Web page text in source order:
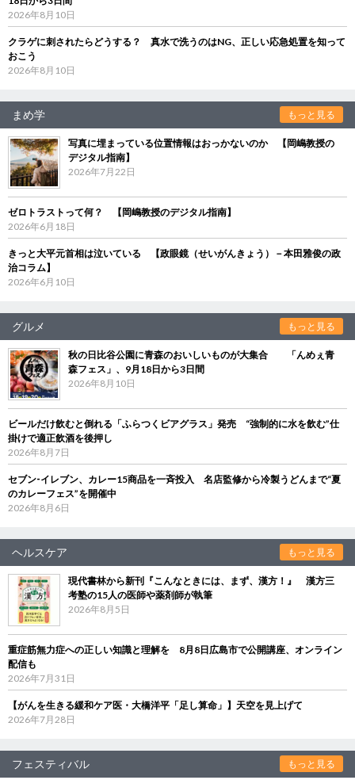
2026年8月10日
クラゲに刺されたらどうする？ 真水で洗うのはNG、正しい応急処置を知って
おこう
2026年8月10日
まめ学 もっと見る
写真に埋まっている位置情報はおっかないのか 【岡嶋教授の
デジタル指南】
2026年7月22日
ゼロトラストって何？ 【岡嶋教授のデジタル指南】
2026年6月18日
きっと大平元首相は泣いている 【政眼鏡（せいがんきょう）－本田雅俊の政
治コラム】
2026年6月10日
グルメ もっと見る
秋の日比谷公園に青森のおいしいものが大集合 「んめぇ青
森フェス」、9月18日から3日間
2026年8月10日
ビールだけ飲むと倒れる「ふらつくビアグラス」発売 “強制的に水を飲む”仕
掛けで適正飲酒を後押し
2026年8月7日
セブン‐イレブン、カレー15商品を一斉投入 名店監修から冷製うどんまで“夏
のカレーフェス”を開催中
2026年8月6日
ヘルスケア もっと見る
現代書林から新刊『こんなときには、まず、漢方！』 漢方三
考塾の15人の医師や薬剤師が執筆
2026年8月5日
重症筋無力症への正しい知識と理解を 8月8日広島市で公開講座、オンライン
配信も
2026年7月31日
【がんを生きる緩和ケア医・大橋洋平「足し算命」】天空を見上げて
2026年7月28日
フェスティバル もっと見る